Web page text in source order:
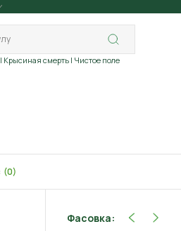
| Крысиная смерть | Чистое поле
(0)
Фасовка: